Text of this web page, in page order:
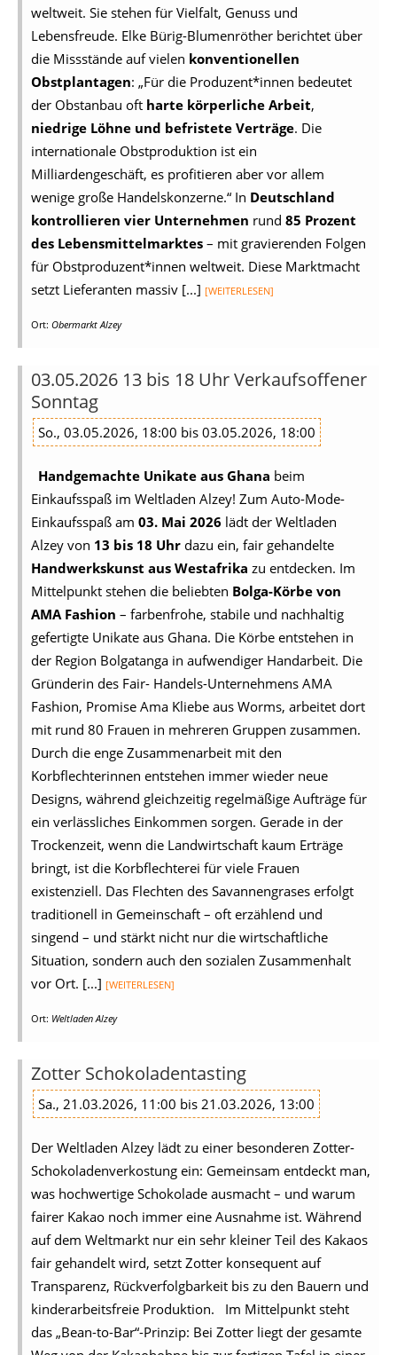
weltweit. Sie stehen für Vielfalt, Genuss und
Lebensfreude. Elke Bürig-Blumenröther berichtet über
die Missstände auf vielen konventionellen
Obstplantagen: „Für die Produzent*innen bedeutet
der Obstanbau oft harte körperliche Arbeit,
niedrige Löhne und befristete Verträge. Die
internationale Obstproduktion ist ein
Milliardengeschäft, es profitieren aber vor allem
wenige große Handelskonzerne.“ In Deutschland
kontrollieren vier Unternehmen rund 85 Prozent
des Lebensmittelmarktes – mit gravierenden Folgen
für Obstproduzent*innen weltweit. Diese Marktmacht
setzt Lieferanten massiv [...] [WEITERLESEN]
Ort: Obermarkt Alzey
03.05.2026 13 bis 18 Uhr Verkaufsoffener
Sonntag
So., 03.05.2026, 18:00 bis 03.05.2026, 18:00
Handgemachte Unikate aus Ghana beim
Einkaufsspaß im Weltladen Alzey! Zum Auto-Mode-
Einkaufsspaß am 03. Mai 2026 lädt der Weltladen
Alzey von 13 bis 18 Uhr dazu ein, fair gehandelte
Handwerkskunst aus Westafrika zu entdecken. Im
Mittelpunkt stehen die beliebten Bolga-Körbe von
AMA Fashion – farbenfrohe, stabile und nachhaltig
gefertigte Unikate aus Ghana. Die Körbe entstehen in
der Region Bolgatanga in aufwendiger Handarbeit. Die
Gründerin des Fair- Handels-Unternehmens AMA
Fashion, Promise Ama Kliebe aus Worms, arbeitet dort
mit rund 80 Frauen in mehreren Gruppen zusammen.
Durch die enge Zusammenarbeit mit den
Korbflechterinnen entstehen immer wieder neue
Designs, während gleichzeitig regelmäßige Aufträge für
ein verlässliches Einkommen sorgen. Gerade in der
Trockenzeit, wenn die Landwirtschaft kaum Erträge
bringt, ist die Korbflechterei für viele Frauen
existenziell. Das Flechten des Savannengrases erfolgt
traditionell in Gemeinschaft – oft erzählend und
singend – und stärkt nicht nur die wirtschaftliche
Situation, sondern auch den sozialen Zusammenhalt
vor Ort. [...] [WEITERLESEN]
Ort: Weltladen Alzey
Zotter Schokoladentasting
Sa., 21.03.2026, 11:00 bis 21.03.2026, 13:00
Der Weltladen Alzey lädt zu einer besonderen Zotter-
Schokoladenverkostung ein: Gemeinsam entdeckt man,
was hochwertige Schokolade ausmacht – und warum
fairer Kakao noch immer eine Ausnahme ist. Während
auf dem Weltmarkt nur ein sehr kleiner Teil des Kakaos
fair gehandelt wird, setzt Zotter konsequent auf
Transparenz, Rückverfolgbarkeit bis zu den Bauern und
kinderarbeitsfreie Produktion. Im Mittelpunkt steht
das „Bean-to-Bar“-Prinzip: Bei Zotter liegt der gesamte